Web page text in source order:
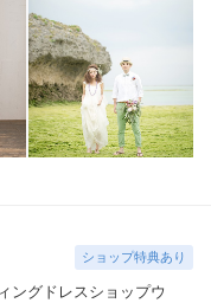
ショップ特典あり
ングドレスショップウ